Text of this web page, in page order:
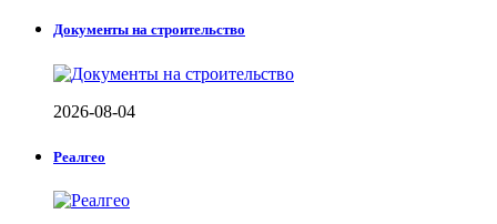
Документы на строительство
2026-08-04
Реалгео